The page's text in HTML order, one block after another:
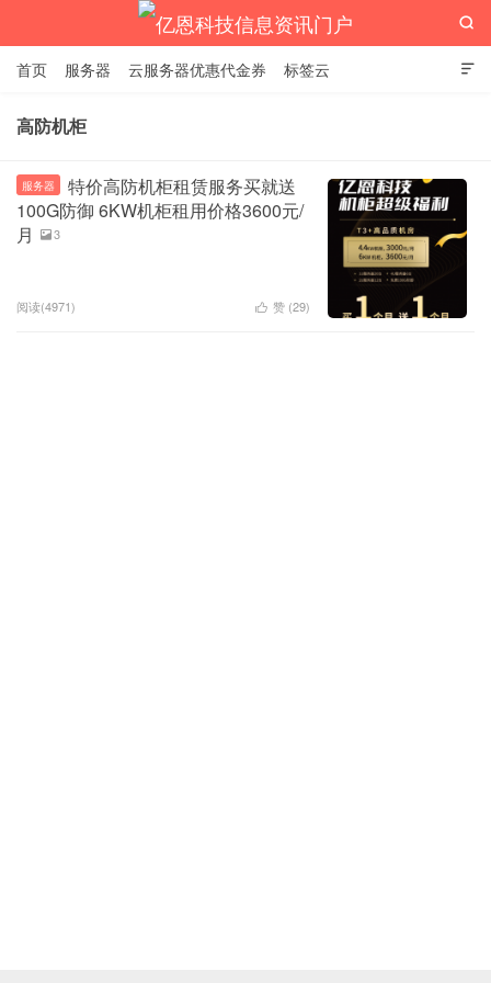
亿恩科技信息资讯门户

首页 服务器 云服务器优惠代金券 标签云

高防机柜
服务器
特价高防机柜租赁服务买就送
100G防御 6KW机柜租用价格3600元/
月
3
阅读(4971)  赞 (29)